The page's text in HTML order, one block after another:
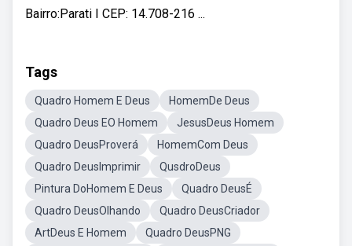
Bairro:Parati I CEP: 14.708-216 ...
Tags
Quadro Homem E Deus
HomemDe Deus
Quadro Deus EO Homem
JesusDeus Homem
Quadro DeusProverá
HomemCom Deus
Quadro DeusImprimir
QusdroDeus
Pintura DoHomem E Deus
Quadro DeusÉ
Quadro DeusOlhando
Quadro DeusCriador
ArtDeus E Homem
Quadro DeusPNG